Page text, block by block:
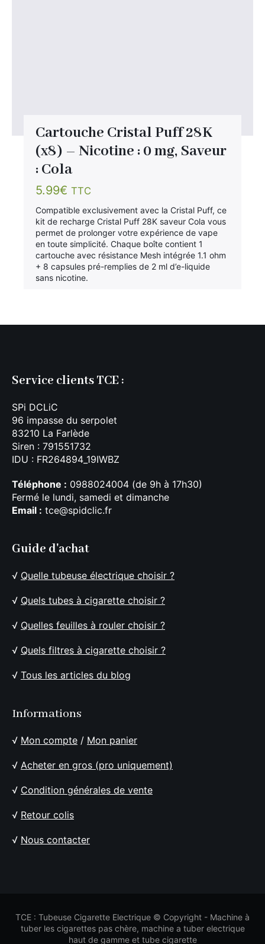
Cartouche Cristal Puff 28K
(x8) – Nicotine : 0 mg, Saveur
: Cola
5.99€ TTC
Compatible exclusivement avec la Cristal Puff, ce
kit de recharge Cristal Puff 28K saveur Cola vous
permet de prolonger votre expérience de vape
en toute simplicité. Chaque boîte contient 1
cartouche avec résistance Mesh intégrée 1.1 ohm
+ 8 capsules pré-remplies de 2 ml d’e-liquide
sans nicotine.
Service clients TCE :
SPi DCLiC
96 impasse du serpolet
83210 La Farlède
Siren : 791551732
IDU : FR264894_19IWBZ
Téléphone : 0988024004 (de 9h à 17h30)
Fermé le lundi, samedi et dimanche
Email : tce@spidclic.fr
Guide d'achat
√ Quelle tubeuse électrique choisir ?
√ Quels tubes à cigarette choisir ?
√ Quelles feuilles à rouler choisir ?
√ Quels filtres à cigarette choisir ?
√ Tous les articles du blog
Informations
√ Mon compte / Mon panier
√ Acheter en gros (pro uniquement)
√ Condition générales de vente
√ Retour colis
√ Nous contacter
TCE : Tubeuse Cigarette Electrique © Copyright - Machine à
tuber les cigarettes pas chère, machine a tuber electrique
haut de gamme et tube cigarette